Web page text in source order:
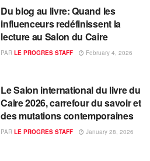
Du blog au livre: Quand les
influenceurs redéfinissent la
lecture au Salon du Caire
PAR LE PROGRES STAFF February 4, 2026
Le Salon international du livre du
Caire 2026, carrefour du savoir et
des mutations contemporaines
PAR LE PROGRES STAFF January 28, 2026